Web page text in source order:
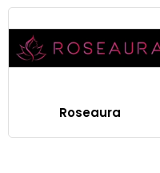
Roseaura